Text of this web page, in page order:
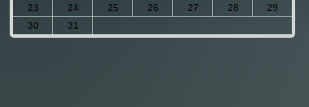
23
24 25 26 27 28
29
30
31